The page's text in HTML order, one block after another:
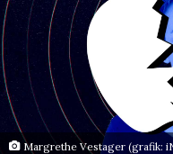
Margrethe Vestager (grafik: